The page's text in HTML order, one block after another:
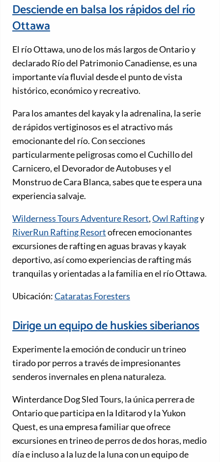
Desciende en balsa los rápidos del río
Ottawa
El río Ottawa, uno de los más largos de Ontario y
declarado Río del Patrimonio Canadiense, es una
importante vía fluvial desde el punto de vista
histórico, económico y recreativo.
Para los amantes del kayak y la adrenalina, la serie
de rápidos vertiginosos es el atractivo más
emocionante del río. Con secciones
particularmente peligrosas como el Cuchillo del
Carnicero, el Devorador de Autobuses y el
Monstruo de Cara Blanca, sabes que te espera una
experiencia salvaje.
Wilderness Tours Adventure Resort,Owl Raftingy
RiverRun Rafting Resortofrecen emocionantes
excursiones de rafting en aguas bravas y kayak
deportivo, así como experiencias de rafting más
tranquilas y orientadas a la familia en el río Ottawa.
Ubicación:Cataratas Foresters
Dirige un equipo de huskies siberianos
Experimente la emoción de conducir un trineo
tirado por perros a través de impresionantes
senderos invernales en plena naturaleza.
Winterdance Dog Sled Tours, la única perrera de
Ontario que participa en la Iditarod y la Yukon
Quest, es una empresa familiar que ofrece
excursiones en trineo de perros de dos horas, medio
día e incluso a la luz de la luna con un equipo de